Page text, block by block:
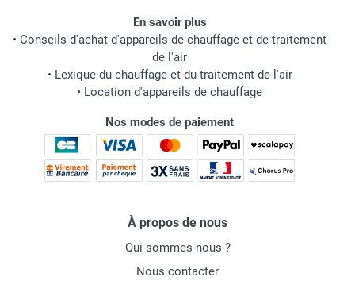
En savoir plus
• Conseils d'achat d'appareils de chauffage et de traitement
de l'air
• Lexique du chauffage et du traitement de l'air
• Location d'appareils de chauffage
Nos modes de paiement
À propos de nous
Qui sommes-nous ?
Nous contacter